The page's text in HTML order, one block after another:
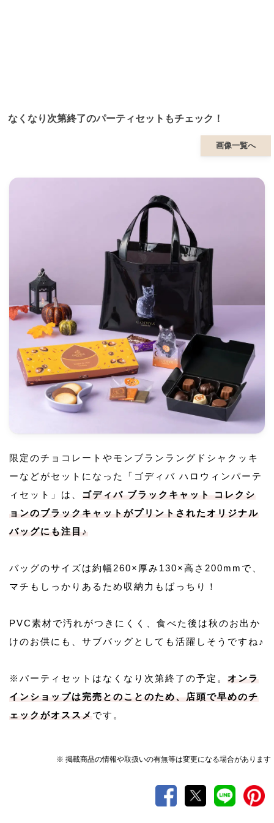
なくなり次第終了のパーティセットもチェック！
画像一覧へ
限定のチョコレートやモンブランラングドシャクッキ
ーなどがセットになった「ゴディバ ハロウィンパーテ
ィセット」は、
ゴディバ ブラックキャット コレクシ
ョンのブラックキャットがプリントされたオリジナル
バッグにも注目♪
バッグのサイズは約幅260×厚み130×高さ200mmで、
マチもしっかりあるため収納力もばっちり！
PVC素材で汚れがつきにくく、食べた後は秋のお出か
けのお供にも、サブバッグとしても活躍しそうですね♪
※パーティセットはなくなり次第終了の予定。 オンラ
インショップは完売とのことのため、店頭で早めのチ
ェックがオススメ です。
※ 掲載商品の情報や取扱いの有無等は変更になる場合があります